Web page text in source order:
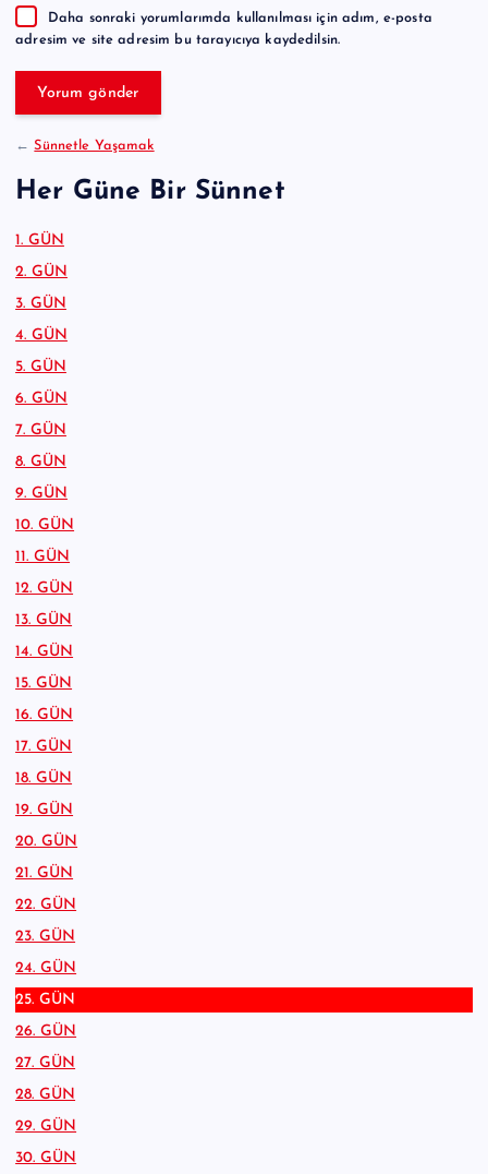
Daha sonraki yorumlarımda kullanılması için adım, e-posta
adresim ve site adresim bu tarayıcıya kaydedilsin.
t
←Sünnetle Yaşamak
Her Güne Bir Sünnet
1. GÜN
2. GÜN
3. GÜN
4. GÜN
5. GÜN
6. GÜN
7. GÜN
8. GÜN
9. GÜN
10. GÜN
11. GÜN
12. GÜN
13. GÜN
14. GÜN
15. GÜN
16. GÜN
17. GÜN
18. GÜN
19. GÜN
20. GÜN
21. GÜN
22. GÜN
23. GÜN
24. GÜN
25. GÜN
26. GÜN
27. GÜN
28. GÜN
29. GÜN
30. GÜN